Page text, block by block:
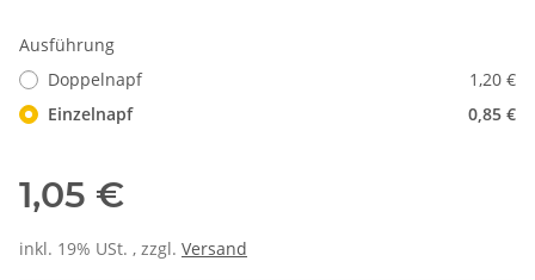
Ausführung
Doppelnapf
1,20 €
Einzelnapf
0,85 €
1,05 €
inkl. 19% USt. , zzgl. Versand